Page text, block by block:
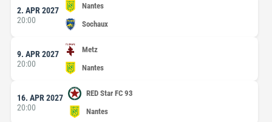
2. APR 2027
20:00
Nantes
Sochaux
9. APR 2027
20:00
Metz
Nantes
16. APR 2027
20:00
RED Star FC 93
Nantes